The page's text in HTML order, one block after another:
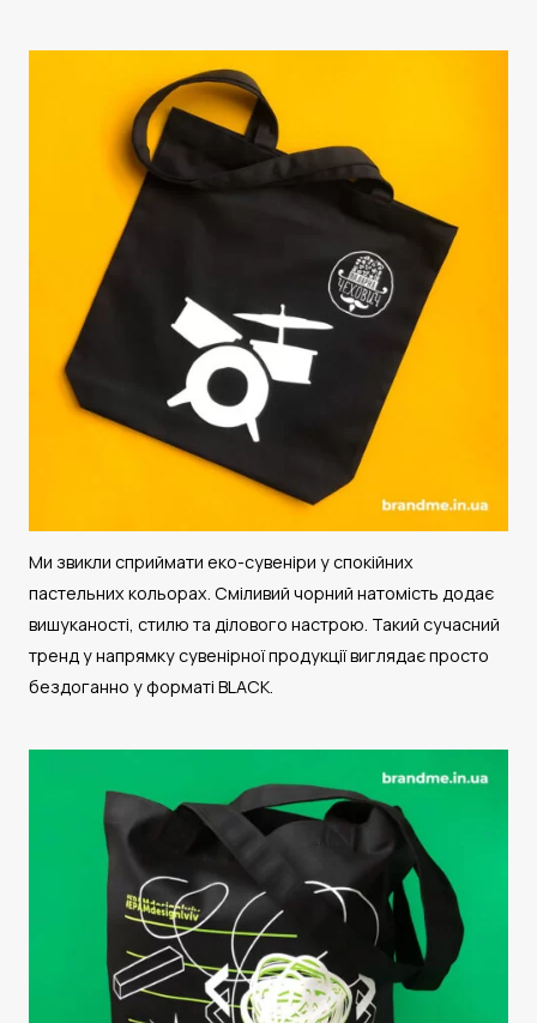
Ми звикли сприймати еко-сувеніри у спокійних
пастельних кольорах. Сміливий чорний натомість додає
вишуканості, стилю та ділового настрою. Такий сучасний
тренд у напрямку сувенірної продукції виглядає просто
бездоганно у форматі BLACK.